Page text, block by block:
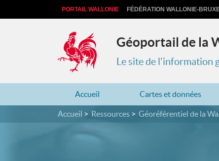
PORTAIL WALLONIE FÉDÉRATION WALLONIE-
Géoportail de la
Le site de l'information
Accueil Cartes et données
Accueil Ressources Géoréférentiel de la